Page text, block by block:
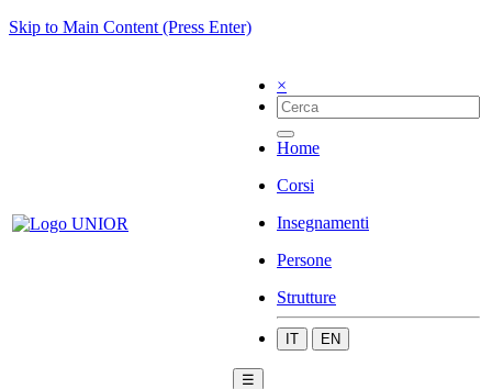
Skip to Main Content (Press Enter)
×
Home
Corsi
Insegnamenti
Persone
Strutture
IT EN
☰